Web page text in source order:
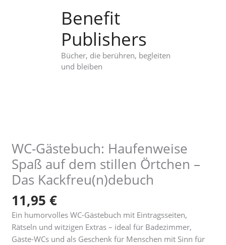
Benefit
Publishers
Bücher, die berühren, begleiten
und bleiben
WC-Gästebuch: Haufenweise
Spaß auf dem stillen Örtchen –
Das Kackfreu(n)debuch
11,95€
Ein humorvolles WC-Gästebuch mit Eintragsseiten,
Rätseln und witzigen Extras – ideal für Badezimmer,
Gäste-WCs und als Geschenk für Menschen mit Sinn für